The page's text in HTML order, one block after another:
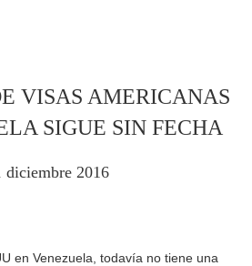
VISAS AMERICANAS
SIGUE SIN FECHA
. diciembre 2016
en Venezuela, todavía no tiene una